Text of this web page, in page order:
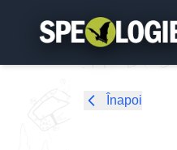
Înapoi